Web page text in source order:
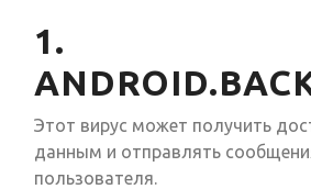
1.
Этот вирус может получить
данным и отправлять
пользователя.